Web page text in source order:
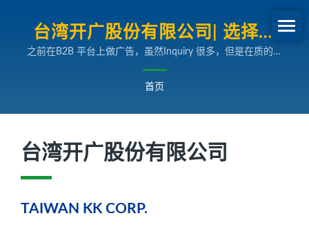
台湾开广股份有限公司| 选择環
球暢貨作为行销伙伴
之前在B2B 平台上做广告，虽然Inquiry 很多，但是在质的方
方式来做，同时我们是非常传统的公司，对于新的网路行销方
式，虽觉得新鲜但也觉得恐惧，尤其是对于这样新颖的网路品
得语言，大幅提升了我们的信心。
首页
台湾开广股份有限公司
TAIWAN KK CORP.